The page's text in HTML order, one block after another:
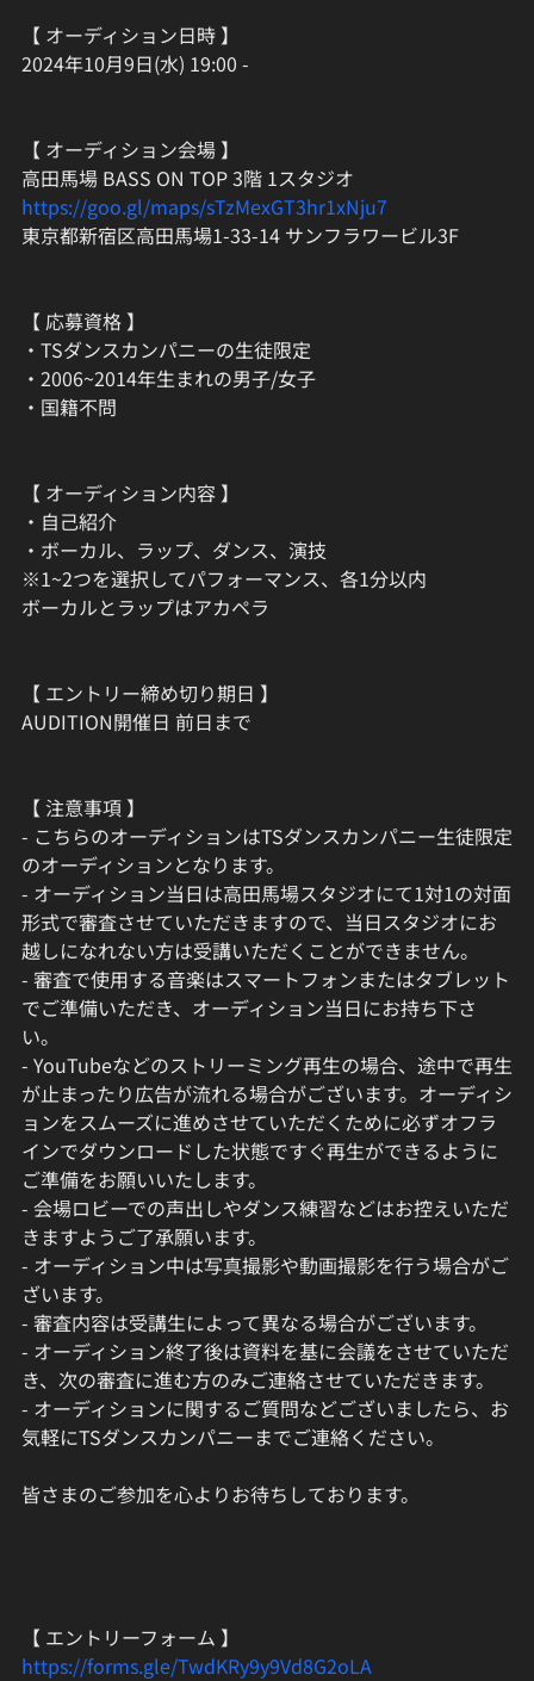
【 オーディション日時 】
2024年10月9日(水) 19:00 -
【 オーディション会場 】
高田馬場 BASS ON TOP 3階 1スタジオ
https://goo.gl/maps/sTzMexGT3hr1xNju7
東京都新宿区高田馬場1-33-14 サンフラワービル3F
【 応募資格 】
・TSダンスカンパニーの生徒限定
・2006~2014年生まれの男子/女子
・国籍不問
【 オーディション内容 】
・自己紹介
・ボーカル、ラップ、ダンス、演技
※1~2つを選択してパフォーマンス、各1分以内
ボーカルとラップはアカペラ
【 エントリー締め切り期日 】
AUDITION開催日 前日まで
【 注意事項 】
- こちらのオーディションはTSダンスカンパニー生徒限定
のオーディションとなります。
- オーディション当日は高田馬場スタジオにて1対1の対面
形式で審査させていただきますので、当日スタジオにお
越しになれない方は受講いただくことができません。
- 審査で使用する音楽はスマートフォンまたはタブレット
でご準備いただき、オーディション当日にお持ち下さ
い。
- YouTubeなどのストリーミング再生の場合、途中で再生
が止まったり広告が流れる場合がございます。オーディシ
ョンをスムーズに進めさせていただくために必ずオフラ
インでダウンロードした状態ですぐ再生ができるように
ご準備をお願いいたします。
- 会場ロビーでの声出しやダンス練習などはお控えいただ
きますようご了承願います。
- オーディション中は写真撮影や動画撮影を行う場合がご
ざいます。
- 審査内容は受講生によって異なる場合がございます。
- オーディション終了後は資料を基に会議をさせていただ
き、次の審査に進む方のみご連絡させていただきます。
- オーディションに関するご質問などございましたら、お
気軽にTSダンスカンパニーまでご連絡ください。
皆さまのご参加を心よりお待ちしております。
【 エントリーフォーム 】
https://forms.gle/TwdKRy9y9Vd8G2oLA